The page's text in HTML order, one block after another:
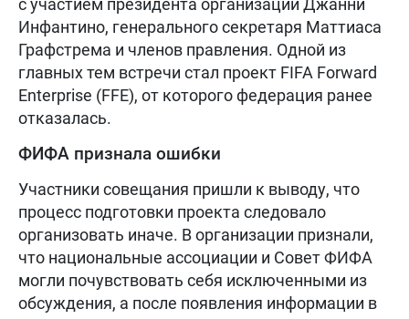
с участием президента организации Джанни
Инфантино, генерального секретаря Маттиаса
Графстрема и членов правления. Одной из
главных тем встречи стал проект FIFA Forward
Enterprise (FFE), от которого федерация ранее
отказалась.
ФИФА признала ошибки
Участники совещания пришли к выводу, что
процесс подготовки проекта следовало
организовать иначе. В организации признали,
что национальные ассоциации и Совет ФИФА
могли почувствовать себя исключенными из
обсуждения, а после появления информации в